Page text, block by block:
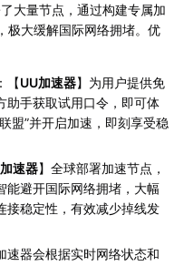
大量节点，通过构建专属加
极大缓解国际网络拥堵。优
：【UU加速器】为用户提供免
助手获取试用口令，即可体
盟”并开启加速，即刻享受稳
速器】全球部署加速节点，
能避开国际网络拥堵，大幅
接稳定性，有效减少掉线发
速器会根据实时网络状态和